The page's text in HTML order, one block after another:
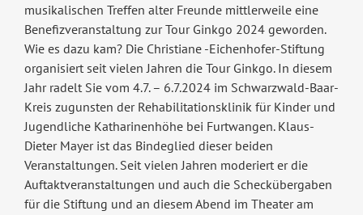
musikalischen Treffen alter Freunde mittlerweile eine
Benefizveranstaltung zur Tour Ginkgo 2024 geworden.
Wie es dazu kam? Die Christiane -Eichenhofer-Stiftung
organisiert seit vielen Jahren die Tour Ginkgo. In diesem
Jahr radelt Sie vom 4.7. – 6.7.2024 im Schwarzwald-Baar-
Kreis zugunsten der Rehabilitationsklinik für Kinder und
Jugendliche Katharinenhöhe bei Furtwangen. Klaus-
Dieter Mayer ist das Bindeglied dieser beiden
Veranstaltungen. Seit vielen Jahren moderiert er die
Auftaktveranstaltungen und auch die Scheckübergaben
für die Stiftung und an diesem Abend im Theater am